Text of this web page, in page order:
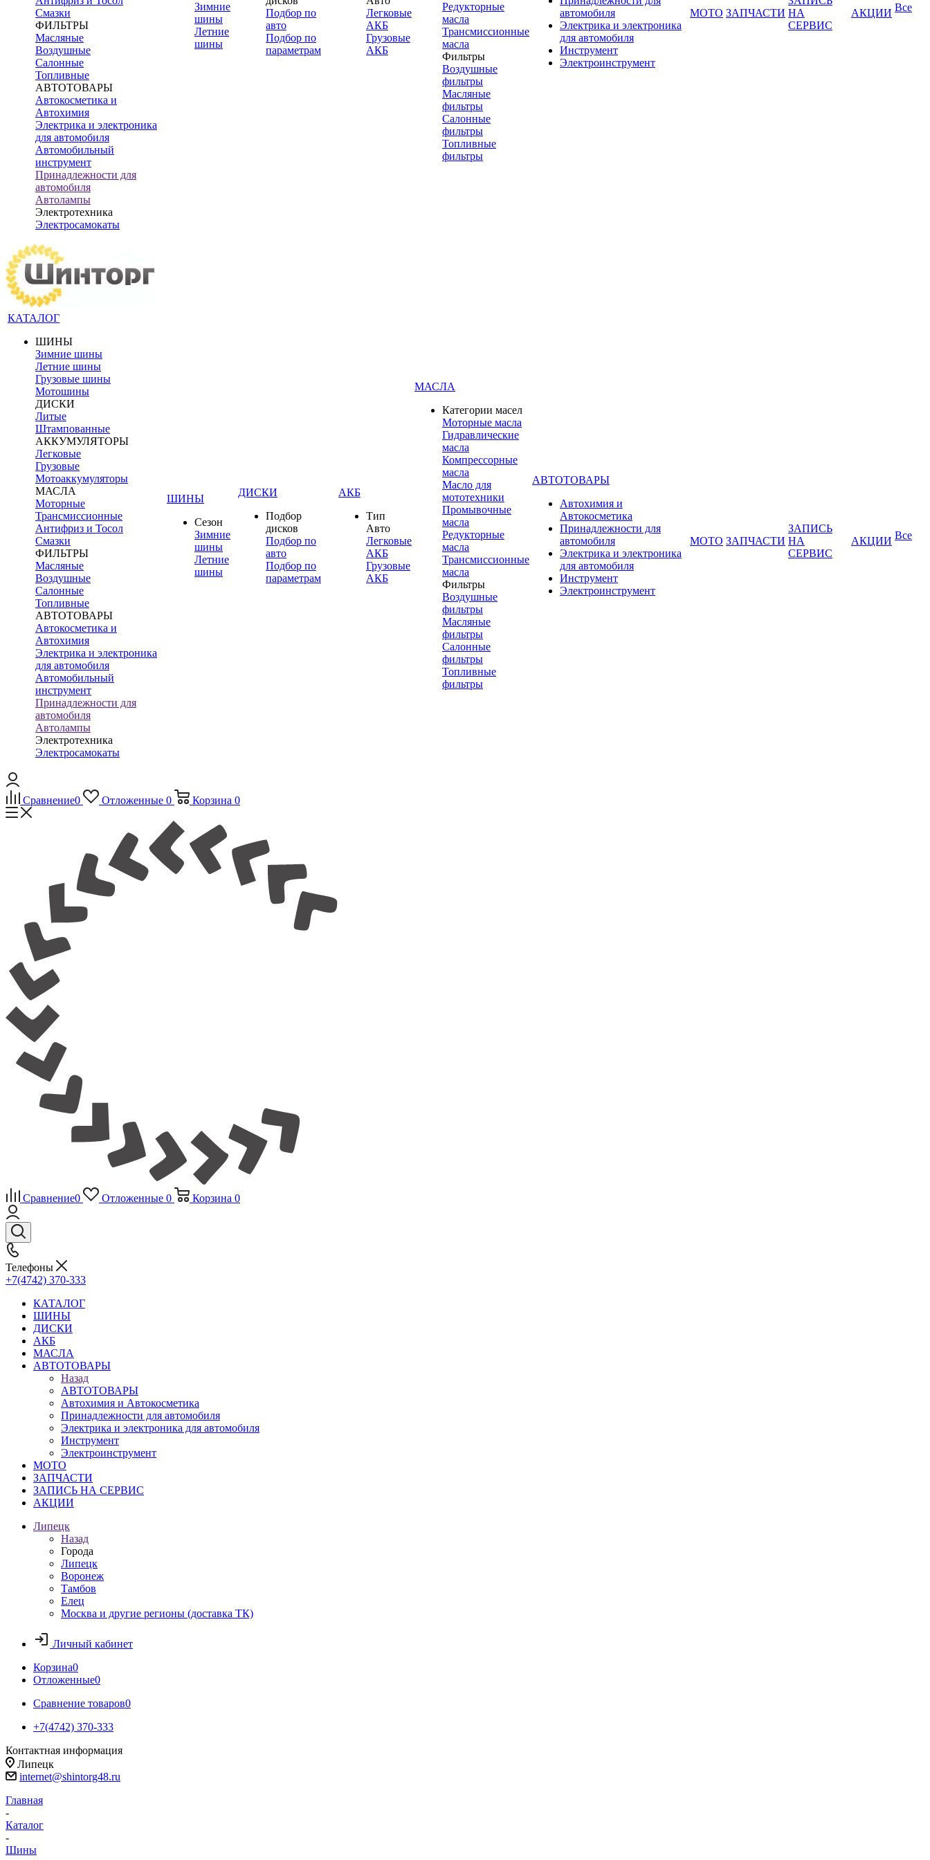
Смазки
ФИЛЬТРЫ
Масляные
Воздушные
Салонные
Топливные
АВТОТОВАРЫ
Автокосметика и
Автохимия
Электрика и электроника
для автомобиля
Автомобильный
инструмент
Принадлежности для
автомобиля
Автолампы
Электротехника
Электросамокаты
Зимние
шины
Летние
шины
Подбор по
авто
Подбор по
параметрам
Легковые
АКБ
Грузовые
АКБ
Редукторные
масла
Трансмиссионные
масла
Фильтры
Воздушные
фильтры
Масляные
фильтры
Салонные
фильтры
Топливные
фильтры
автомобиля
Электрика и электроника
для автомобиля
Инструмент
Электроинструмент
МОТО ЗАПЧАСТИ НА
СЕРВИС
АКЦИИ Все
КАТАЛОГ
ШИНЫ
Зимние шины
Летние шины
Грузовые шины
Мотошины
ДИСКИ
Литые
Штампованные
АККУМУЛЯТОРЫ
Легковые
Грузовые
Мотоаккумуляторы
МАСЛА
Моторные
Трансмиссионные
Антифриз и Тосол
Смазки
ФИЛЬТРЫ
Масляные
Воздушные
Салонные
Топливные
АВТОТОВАРЫ
Автокосметика и
Автохимия
Электрика и электроника
для автомобиля
Автомобильный
инструмент
Принадлежности для
автомобиля
Автолампы
Электротехника
Электросамокаты
ШИНЫ
Сезон
Зимние
шины
Летние
шины
ДИСКИ
Подбор
дисков
Подбор по
авто
Подбор по
параметрам
АКБ
Тип
Авто
Легковые
АКБ
Грузовые
АКБ
МАСЛА
Категории масел
Моторные масла
Гидравлические
масла
Компрессорные
масла
Масло для
мототехники
Промывочные
масла
Редукторные
масла
Трансмиссионные
масла
Фильтры
Воздушные
фильтры
Масляные
фильтры
Салонные
фильтры
Топливные
фильтры
АВТОТОВАРЫ
Автохимия и
Автокосметика
Принадлежности для
автомобиля
Электрика и электроника
для автомобиля
Инструмент
Электроинструмент
МОТО ЗАПЧАСТИ
ЗАПИСЬ
НА
СЕРВИС
АКЦИИ Все
Сравнение0 Отложенные 0 Корзина 0
Сравнение0 Отложенные 0 Корзина 0
Телефоны
+7(4742) 370-333
КАТАЛОГ
ШИНЫ
ДИСКИ
АКБ
МАСЛА
АВТОТОВАРЫ
Назад
АВТОТОВАРЫ
Автохимия и Автокосметика
Принадлежности для автомобиля
Электрика и электроника для автомобиля
Инструмент
Электроинструмент
МОТО
ЗАПЧАСТИ
ЗАПИСЬ НА СЕРВИС
АКЦИИ
Липецк
Назад
Города
Липецк
Воронеж
Тамбов
Елец
Москва и другие регионы (доставка ТК)
Личный кабинет
Корзина0
Отложенные0
Сравнение товаров0
+7(4742) 370-333
Контактная информация
Липецк
internet@shintorg48.ru
Главная
-
Каталог
-
Шины